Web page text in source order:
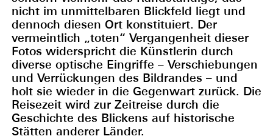
nicht im unmittelbaren Blickfeld liegt und
dennoch diesen Ort konstituiert. Der
vermeintlich „toten“ Vergangenheit dieser
Fotos widerspricht die Künstlerin durch
diverse optische Eingriffe – Verschiebungen
und Verrückungen des Bildrandes – und
holt sie wieder in die Gegenwart zurück. Die
Reisezeit wird zur Zeitreise durch die
Geschichte des Blickens auf historische
Stätten anderer Länder.